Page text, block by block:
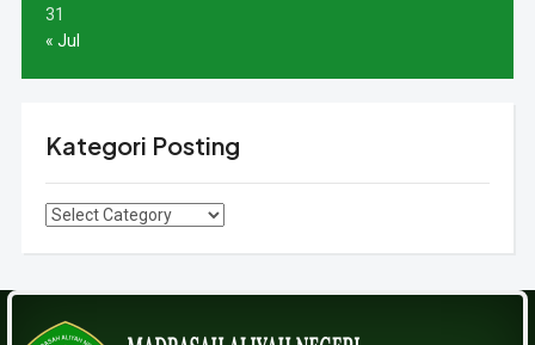
31
« Jul
Kategori Posting
Kategori